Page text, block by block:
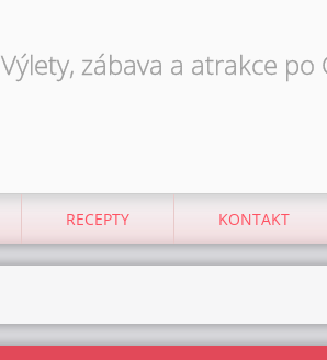
Výlety, zábava a atrakce po
RECEPTY KONTAKT